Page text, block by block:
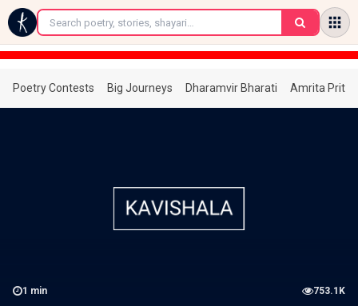
←
Poetry Contests Big Journeys Dharamvir Bharati Amrita
1 min 753.1K